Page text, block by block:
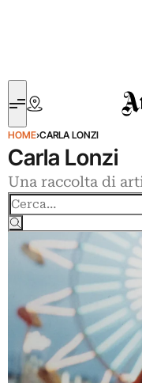
HOME›CARLA LONZI
Carla Lonzi
Una raccolta di
Cerca